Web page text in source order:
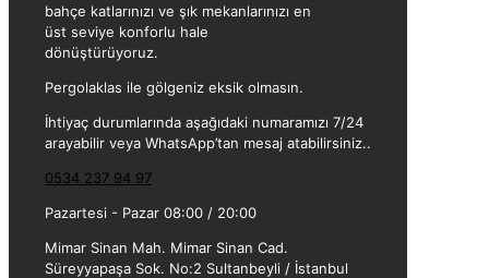
bahçe katlarınızı ve şık mekanlarınızı en
üst seviye konforlu hale
dönüştürüyoruz.
Pergolaklas ile gölgeniz eksik olmasın.
İhtiyaç durumlarında aşağıdaki numaramızı 7/24
arayabilir veya WhatsApp’tan mesaj atabilirsiniz..
0534 237 94 97
Pazartesi - Pazar 08:00 / 20:00
Mimar Sinan Mah. Mimar Sinan Cad.
Süreyyapaşa Sok. No:2 Sultanbeyli / İstanbul